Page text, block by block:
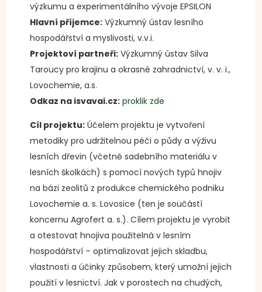
výzkumu a experimentálního vývoje EPSILON
Hlavní příjemce: Výzkumný ústav lesního
hospodářství a myslivosti, v.v.i.
Projektoví partneři: Výzkumný ústav Silva
Taroucy pro krajinu a okrasné zahradnictví, v. v. i.,
Lovochemie, a.s.
Odkaz na isvavai.cz: proklik zde
Cíl projektu: Účelem projektu je vytvoření
metodiky pro udržitelnou péči o půdy a výživu
lesních dřevin (včetně sadebního materiálu v
lesních školkách) s pomocí nových typů hnojiv
na bázi zeolitů z produkce chemického podniku
Lovochemie a. s. Lovosice (ten je součástí
koncernu Agrofert a. s.). Cílem projektu je vyrobit
a otestovat hnojiva použitelná v lesním
hospodářství – optimalizovat jejich skladbu,
vlastnosti a účinky způsobem, který umožní jejich
použití v lesnictví. Jak v porostech na chudých,